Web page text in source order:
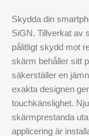
Skydda din
SiGN. Tillverkat av
pålitligt skydd mot
skärm behåller sitt
säkerställer en
exakta designen
touchkänslighet.
skärmprestanda
applicering är